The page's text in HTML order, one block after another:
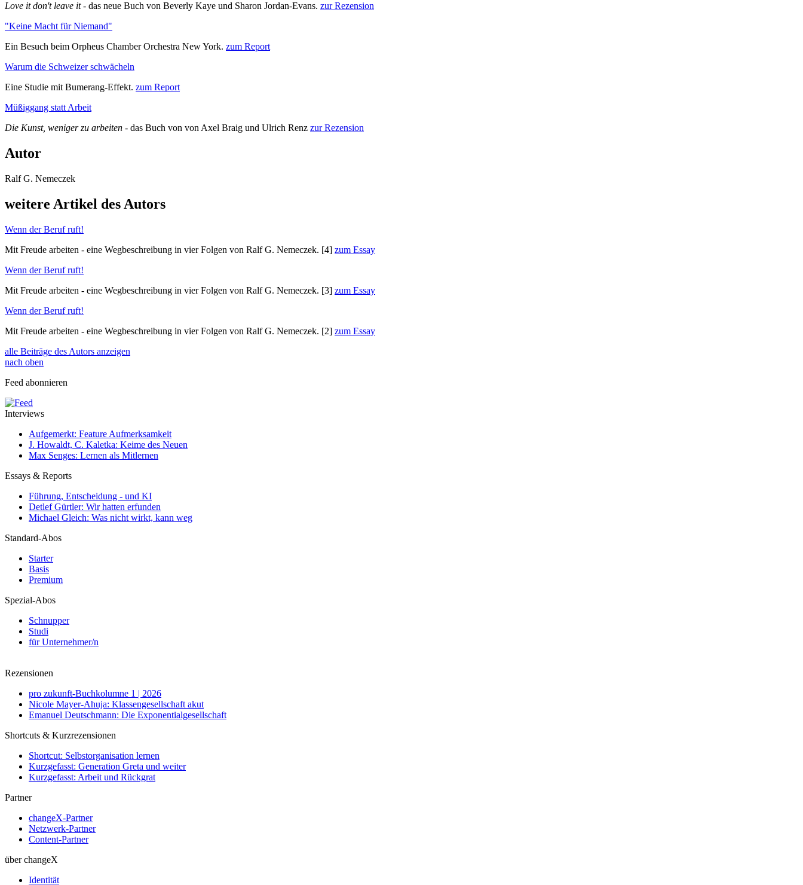
Love it don't leave it- das neue Buch von Beverly Kaye und Sharon Jordan-Evans. zur Rezension
"Keine Macht für Niemand"
Ein Besuch beim Orpheus Chamber Orchestra New York. zum Report
Warum die Schweizer schwächeln
Eine Studie mit Bumerang-Effekt. zum Report
Müßiggang statt Arbeit
Die Kunst, weniger zu arbeiten - das Buch von von Axel Braig und Ulrich Renz zur Rezension
Autor
Ralf G. Nemeczek
weitere Artikel des Autors
Wenn der Beruf ruft!
Mit Freude arbeiten - eine Wegbeschreibung in vier Folgen von Ralf G. Nemeczek. [4] zum Essay
Wenn der Beruf ruft!
Mit Freude arbeiten - eine Wegbeschreibung in vier Folgen von Ralf G. Nemeczek. [3] zum Essay
Wenn der Beruf ruft!
Mit Freude arbeiten - eine Wegbeschreibung in vier Folgen von Ralf G. Nemeczek. [2] zum Essay
alle Beiträge des Autors anzeigen
nach oben
Feed abonnieren
Interviews
Aufgemerkt: Feature Aufmerksamkeit
J. Howaldt, C. Kaletka: Keime des Neuen
Max Senges: Lernen als Mitlernen
Essays & Reports
Führung, Entscheidung - und KI
Detlef Gürtler: Wir hatten erfunden
Michael Gleich: Was nicht wirkt, kann weg
Standard-Abos
Starter
Basis
Premium
Spezial-Abos
Schnupper
Studi
für Unternehmer/n
Rezensionen
pro zukunft-Buchkolumne 1 | 2026
Nicole Mayer-Ahuja: Klassengesellschaft akut
Emanuel Deutschmann: Die Exponentialgesellschaft
Shortcuts & Kurzrezensionen
Shortcut: Selbstorganisation lernen
Kurzgefasst: Generation Greta und weiter
Kurzgefasst: Arbeit und Rückgrat
Partner
changeX-Partner
Netzwerk-Partner
Content-Partner
über changeX
Identität